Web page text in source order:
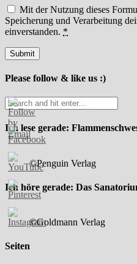
Mit der Nutzung dieses
Speicherung und Verarbeitung
einverstanden. *
Please follow & like us :)
Ich lese gerade:
©Penguin Verlag
Ich höre gerade: Das
©Goldmann Verlag
Seiten